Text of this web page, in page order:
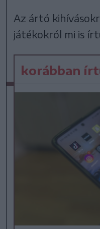
Az ártó
játékokról mi is
korábban